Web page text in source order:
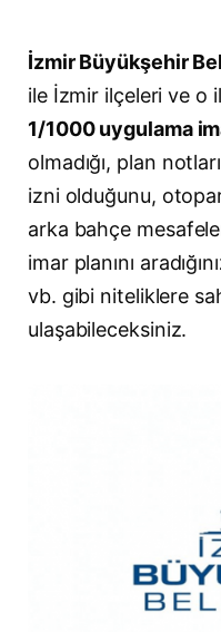
İzmir Büyükşehir
ile İzmir ilçeleri ve o
1/1000 uygulama
olmadığı, plan
izni olduğunu,
arka bahçe
imar planını
vb. gibi niteliklere
ulaşabileceksiniz.